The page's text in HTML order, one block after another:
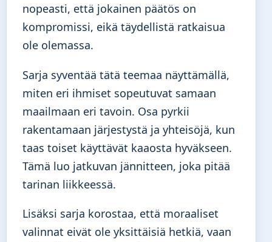
nopeasti, että jokainen päätös on
kompromissi, eikä täydellistä ratkaisua
ole olemassa.
Sarja syventää tätä teemaa näyttämällä,
miten eri ihmiset sopeutuvat samaan
maailmaan eri tavoin. Osa pyrkii
rakentamaan järjestystä ja yhteisöjä, kun
taas toiset käyttävät kaaosta hyväkseen.
Tämä luo jatkuvan jännitteen, joka pitää
tarinan liikkeessä.
Lisäksi sarja korostaa, että moraaliset
valinnat eivät ole yksittäisiä hetkiä, vaan